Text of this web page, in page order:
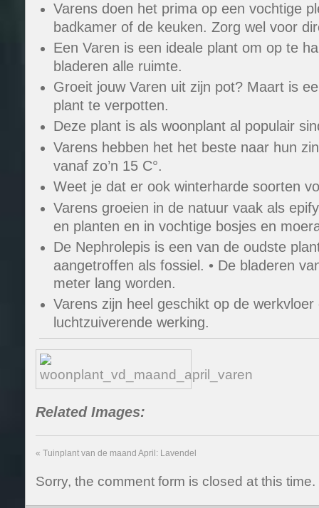
Varens doen het prima op een vochtige
badkamer of de keuken. Zorg wel voor
Een Varen is een ideale plant om op te
bladeren alle ruimte.
Groeit jouw Varen uit zijn pot? Maart is
plant te verpotten.
Deze plant is als woonplant al populair
Varens hebben het het beste naar hun
vanaf zo’n 15 C°.
Weet je dat er ook winterharde soorten
Varens groeien in de natuur vaak als
en planten en in vochtige bosjes en
De Nephrolepis is een van de oudste
aangetroffen als fossiel. • De bladeren
meter lang worden.
Varens zijn heel geschikt op de werkvloer
luchtzuiverende werking.
Related Images:
« Tuinplant van de maand April: Lavendel
Sorry, the comment form is closed at this time.